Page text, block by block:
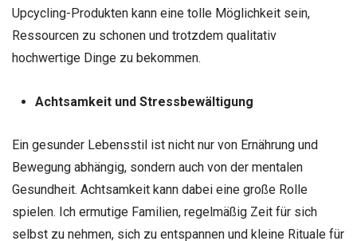
Upcycling-Produkten kann eine tolle Möglichkeit sein,
Ressourcen zu schonen und trotzdem qualitativ
hochwertige Dinge zu bekommen.
Achtsamkeit und Stressbewältigung
Ein gesunder Lebensstil ist nicht nur von Ernährung und
Bewegung abhängig, sondern auch von der mentalen
Gesundheit. Achtsamkeit kann dabei eine große Rolle
spielen. Ich ermutige Familien, regelmäßig Zeit für sich
selbst zu nehmen, sich zu entspannen und kleine Rituale für